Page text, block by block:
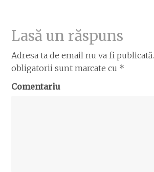
Lasă un răspuns
Adresa ta de email nu va fi publicată.
obligatorii sunt marcate cu *
Comentariu